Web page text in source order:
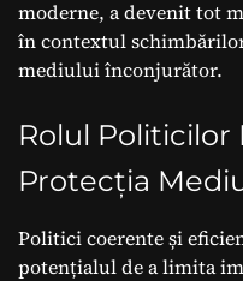
moderne, a devenit tot
în contextul
mediului înconjurător.
Rolul Politicilor
Protecția
Politici coerente și
potențialul de a limita